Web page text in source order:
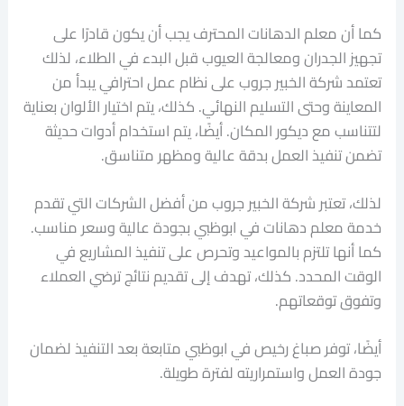
كما أن معلم الدهانات المحترف يجب أن يكون قادرًا على
تجهيز الجدران ومعالجة العيوب قبل البدء في الطلاء، لذلك
تعتمد شركة الخبير جروب على نظام عمل احترافي يبدأ من
المعاينة وحتى التسليم النهائي. كذلك، يتم اختيار الألوان بعناية
لتتناسب مع ديكور المكان. أيضًا، يتم استخدام أدوات حديثة
تضمن تنفيذ العمل بدقة عالية ومظهر متناسق.
لذلك، تعتبر شركة الخبير جروب من أفضل الشركات التي تقدم
خدمة معلم دهانات في ابوظبي بجودة عالية وسعر مناسب.
كما أنها تلتزم بالمواعيد وتحرص على تنفيذ المشاريع في
الوقت المحدد. كذلك، تهدف إلى تقديم نتائج ترضي العملاء
وتفوق توقعاتهم.
أيضًا، توفر صباغ رخيص في ابوظبي متابعة بعد التنفيذ لضمان
جودة العمل واستمراريته لفترة طويلة.